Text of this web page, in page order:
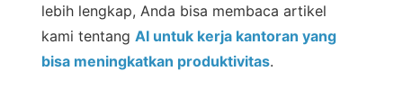
lebih lengkap, Anda bisa membaca artikel
kami tentang AI untuk kerja kantoran yang
bisa meningkatkan produktivitas.